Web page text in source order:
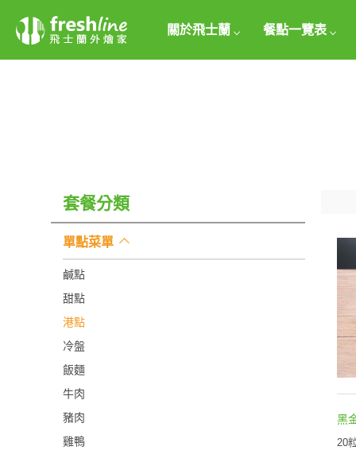
關於飛士蘭 餐點一覽表
套餐分類
單點菜單
鹹點
甜點
港點
冷盤
飯麵
牛肉
豬肉
雞鴨
黑
20